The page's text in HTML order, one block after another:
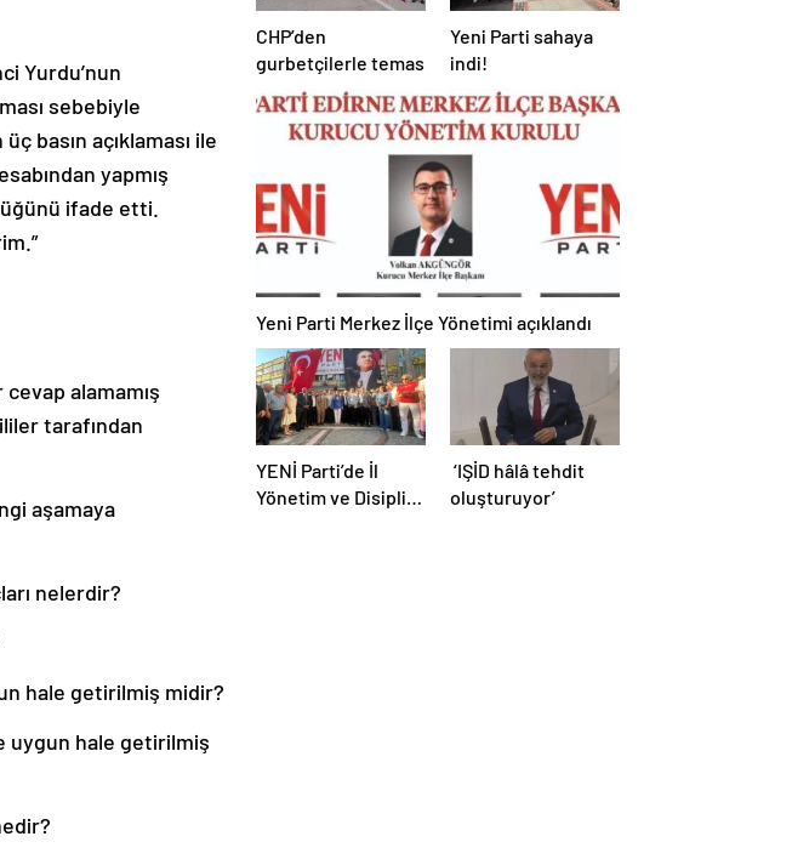
Yurdu’nun
sebebiyle
basın açıklaması ile
yapmış
ifade etti.
alamamış
tarafından
aşamaya
nelerdir?
hale getirilmiş midir?
uygun hale getirilmiş
CHP’den
gurbetçilerle temas
Yeni Parti sahaya
indi!
Yeni Parti Merkez İlçe Yönetimi açıklandı
YENİ Parti’de İl
Yönetim ve Disiplin
‘IŞİD hâlâ tehdit
oluşturuyor’